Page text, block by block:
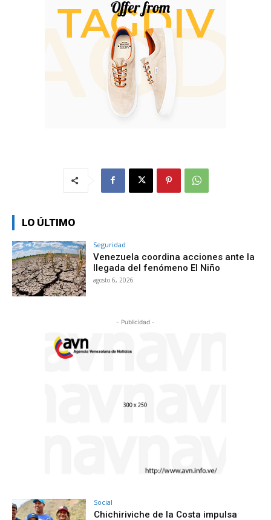
LO ÚLTIMO
Seguridad
Venezuela coordina acciones ante la
llegada del fenómeno El Niño
agosto 6, 2026
- Publicidad -
Social
Chichiriviche de la Costa impulsa